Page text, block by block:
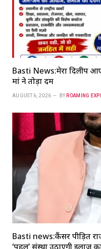
Basti News:मेरा दिलीप
मां ने तोड़ा दम
AUGUST 6, 2026 BY ROAMING
Basti news:कैंसर पीड़ित
‘पहल’ संस्था उठाएगी इलाज